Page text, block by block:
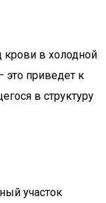
в холодной
это приведет к
в структуру
участок